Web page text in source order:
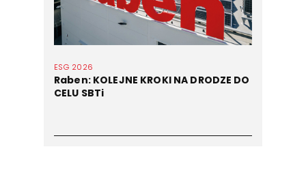
ESG 2026
Raben: KOLEJNE KROKI NA DRODZE DO
CELU SBTi